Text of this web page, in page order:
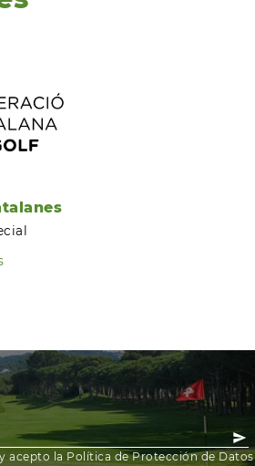
acepto la Política de Protección de Datos